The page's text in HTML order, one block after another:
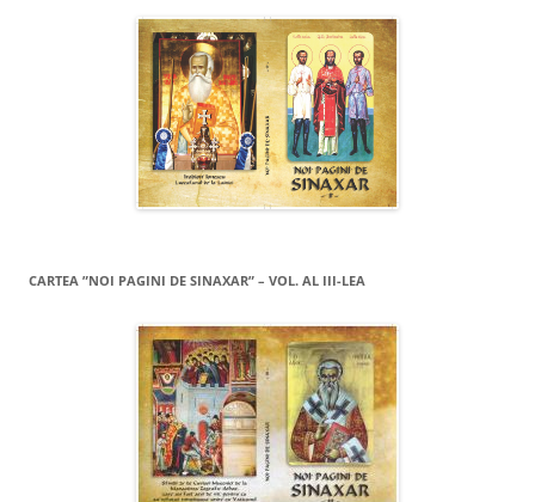
CARTEA ”NOI PAGINI DE SINAXAR” – VOL. AL III-LEA